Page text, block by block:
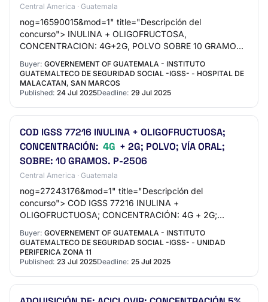
Central America · Guatemala
nog=16590015&mod=1" title="Descripción del
concurso"> INULINA + OLIGOFRUCTOSA,
CONCENTRACION: 4G+2G, POLVO SOBRE 10 GRAMOS,
Buyer: GOVERNEMENT OF GUATEMALA - INSTITUTO
GUATEMALTECO DE SEGURIDAD SOCIAL -IGSS- - HOSPITAL DE
MALACATAN, SAN MARCOS
Published: 24 Jul 2025Deadline: 29 Jul 2025
COD IGSS 77216 INULINA + OLIGOFRUCTUOSA;
CONCENTRACIÓN: 4G + 2G; POLVO; VÍA ORAL;
SOBRE: 10 GRAMOS. P-2506
Central America · Guatemala
nog=27243176&mod=1" title="Descripción del
concurso"> COD IGSS 77216 INULINA +
OLIGOFRUCTUOSA; CONCENTRACIÓN: 4G + 2G;
Buyer: GOVERNEMENT OF GUATEMALA - INSTITUTO
GUATEMALTECO DE SEGURIDAD SOCIAL -IGSS- - UNIDAD
PERIFERICA ZONA 11
Published: 23 Jul 2025Deadline: 25 Jul 2025